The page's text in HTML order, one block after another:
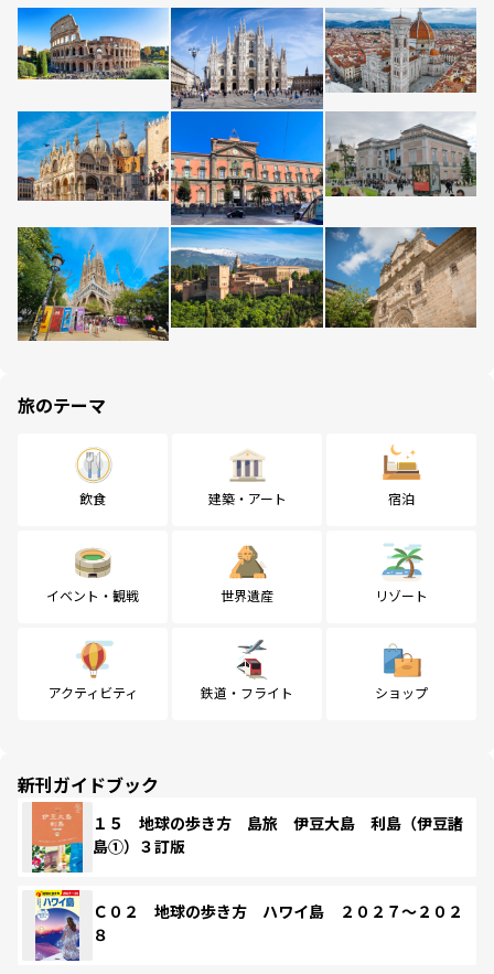
旅のテーマ
飲食 建築・アート 宿泊
イベント・観戦 世界遺産 リゾート
アクティビティ 鉄道・フライト ショップ
新刊ガイドブック
１５ 地球の歩き方 島旅 伊豆大島 利島（伊豆諸
島①）３訂版
Ｃ０２ 地球の歩き方 ハワイ島 ２０２７～２０２
８